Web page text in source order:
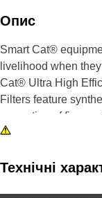
Опис
Smart Cat®
livelihood when they choose genuine Cat® filtration products.
Cat® Ultra High
Filters feature
proportion of fine
the most severe
While a filter choice
Технічні